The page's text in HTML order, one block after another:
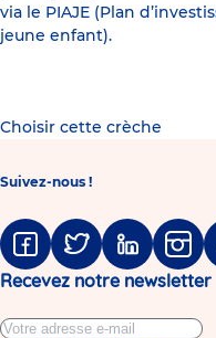
via le PIAJE (Plan
jeune enfant).
Choisir cette crèche
Suivez-nous !
FacebookTwitter Linkedin
Recevez notre newsletter